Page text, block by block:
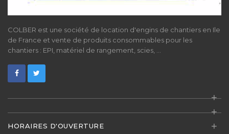
COLBER est une société de location d'engins de chantiers en Ile
de France et vente de produits consommables pour les
chantiers : EPI, matériel de rangement, scies, ...
+
+
HORAIRES D'OUVERTURE +